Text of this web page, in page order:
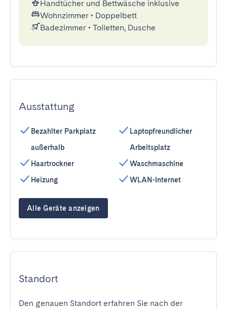
Handtücher und Bettwäsche inklusive
Wohnzimmer • Doppelbett
Badezimmer • Toiletten, Dusche
Ausstattung
Bezahlter Parkplatz
außerhalb
Haartrockner
Heizung
Laptopfreundlicher
Arbeitsplatz
Waschmaschine
WLAN-Internet
Alle Geräte anzeigen
Standort
Den genauen Standort erfahren Sie nach der